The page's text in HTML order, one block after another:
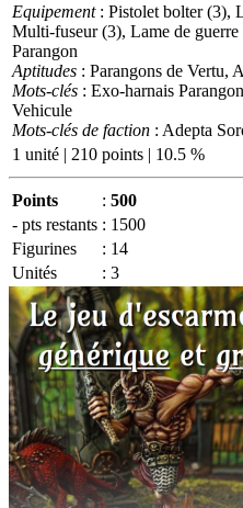
Equipement: Pistolet bolter (3),
Multi-fuseur (3), Lame de guerre
Parangon
Aptitudes : Parangons de Vertu,
Mots-clés : Exo-harnais
Vehicule
Mots-clés de faction : Adepta
1 unité | 210 points | 10.5 %
Points : 500
- pts restants : 1500
Figurines
: 14
Unités
: 3